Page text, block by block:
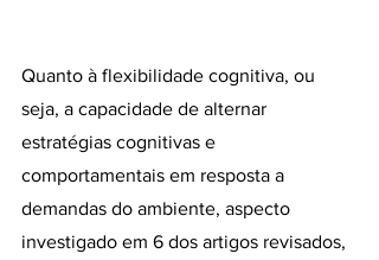
Quanto à flexibilidade cognitiva, ou
seja, a capacidade de alternar
estratégias cognitivas e
comportamentais em resposta a
demandas do ambiente, aspecto
investigado em 6 dos artigos revisados,